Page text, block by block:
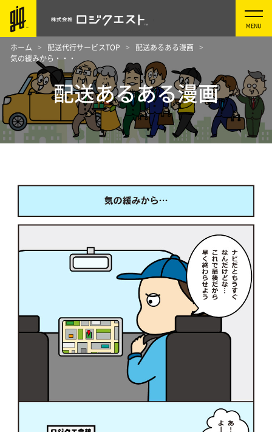
配送あるある漫画
ホーム 配送代行サービスTOP
配送あるある漫画
気の緩みから・・・